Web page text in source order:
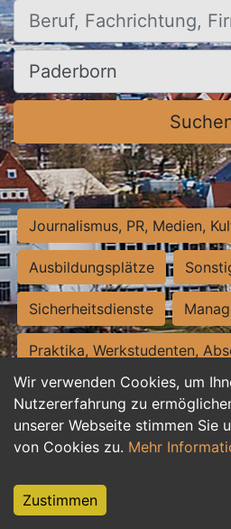
Wir verwenden Cookies, um
Nutzererfahrung zu
unserer Webseite stimmen Sie
von Cookies zu. Mehr
Zustimmen
Beruf, Fachrichtung, Firma
Ort, Stadt
Journalismus, PR, Medien,
Ausbildungsplätze
Sicherheitsdienste
Praktika, Werkstudenten,
Personalwesen
Hilfskräfte, Aushilfs- und
Weiterbildung, Studium, duale